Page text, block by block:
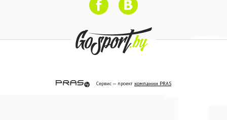
Сервис — проект компании PRAS